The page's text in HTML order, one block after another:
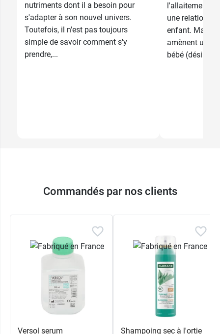
nutriments dont il a besoin pour
s'adapter à son nouvel univers.
Toutefois, il n'est pas toujours
simple de savoir comment s'y
prendre,...
l'allaitement
une relation
enfant. Mais
amènent un
bébé
Commandés par nos clients
Versol serum
Shampoing sec à l'ortie